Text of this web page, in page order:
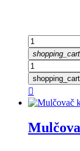
shopping_cart
shopping_cart
